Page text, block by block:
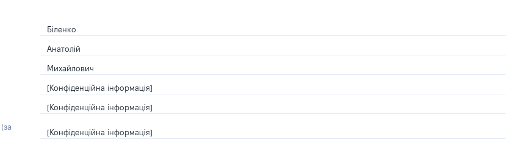
Біленко
Анатолій
Михайлович
[Конфіденційна інформація]
[Конфіденційна інформація]
[Конфіденційна інформація]